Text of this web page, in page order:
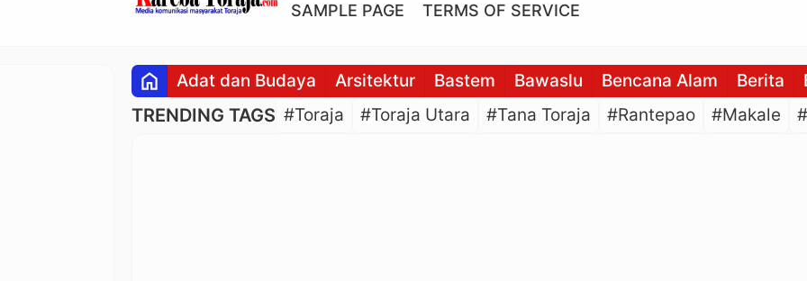
SAMPLE PAGE
TERMS OF SERVICE
home Adat dan Budaya Arsitektur Bastem Bawaslu Bencana Alam Berita
TRENDING TAGS #Toraja #Toraja Utara #Tana Toraja #Rantepao #Makale